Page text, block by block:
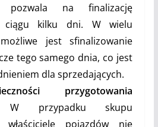
pozwala na finalizację
ciągu kilku dni. W wielu
jest sfinalizowanie
tego samego dnia, co jest
dla sprzedających.
przygotowania
przypadku skupu
właściciele pojazdów nie